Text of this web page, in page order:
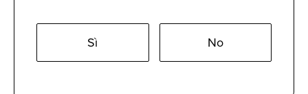
Sì No